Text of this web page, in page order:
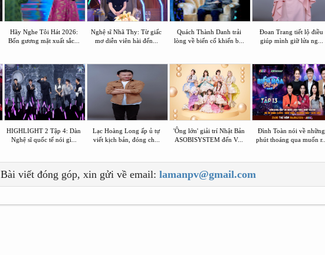
Hãy Nghe Tôi Hát 2026:
Bốn gương mặt xuất sắc...
Nghệ sĩ Nhã Thy: Từ giấc
mơ diễn viên hài đến...
Quách Thành Danh trải
lòng về biến cố khiến b...
Đoan Trang tiết lộ điều
giúp mình giữ lửa ng...
HIGHLIGHT 2 Tập 4: Dàn
Nghệ sĩ quốc tế nói gì...
Lạc Hoàng Long ấp ủ tự
viết kịch bản, đóng ch...
'Ông lớn' giải trí Nhật Bản
ASOBISYSTEM đến V...
Đình Toàn nói về những
phút thoáng qua muốn r...
Bài viết đóng góp, xin gửi về email: lamanpv@gmail.com